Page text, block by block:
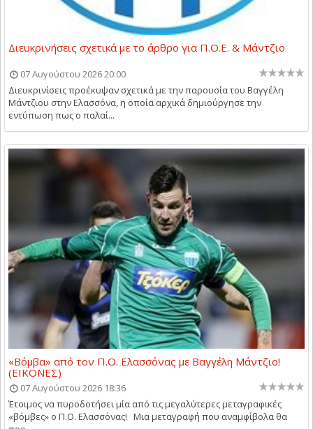
Διευκρινήσεις σχετικά με το άρθρο για Π.Ο.Ε. & Μάντζιο
07 Αυγούστου 2026 20:00
Διευκρινίσεις προέκυψαν σχετικά με την παρουσία του Βαγγέλη
Μάντζιου στην Ελασσόνα, η οποία αρχικά δημιούργησε την
εντύπωση πως ο παλαί...
«Βόμβα» από τον Π.Ο. Ελασσόνας με Βαγγέλη Μάντζιο!
(ΕΙΚΟΝΕΣ)
07 Αυγούστου 2026 18:36
Έτοιμος να πυροδοτήσει μία από τις μεγαλύτερες μεταγραφικές
«βόμβες» ο Π.Ο. Ελασσόνας! Μια μεταγραφή που αναμφίβολα θα